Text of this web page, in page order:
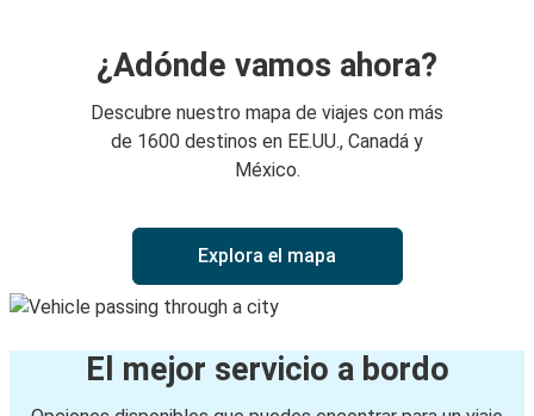
¿Adónde vamos ahora?
Descubre nuestro mapa de viajes con más
de 1600 destinos en EE.UU., Canadá y
México.
Explora el mapa
El mejor servicio a bordo